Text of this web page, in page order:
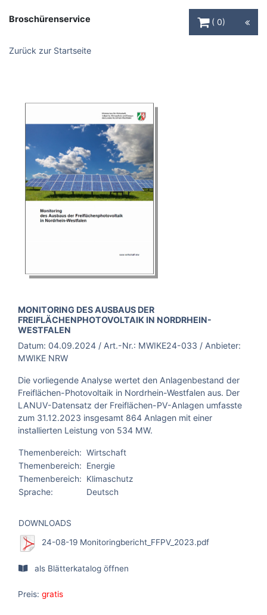
Broschürenservice
0
Zurück zur Startseite
BROSCHÜRE:
MONITORING DES AUSBAUS DER
FREIFLÄCHENPHOTOVOLTAIK IN NORDRHEIN-
WESTFALEN
Datum: 04.09.2024 / Art.-Nr.: MWIKE24-033 / Anbieter:
MWIKE NRW
Die vorliegende Analyse wertet den Anlagenbestand der
Freiflächen-Photovoltaik in Nordrhein-Westfalen aus. Der
LANUV-Datensatz der Freiflächen-PV-Anlagen umfasste
zum 31.12.2023 insgesamt 864 Anlagen mit einer
installierten Leistung von 534 MW.
Themenbereich: Wirtschaft
Themenbereich:
Energie
Themenbereich:
Klimaschutz
Sprache:
Deutsch
DOWNLOADS
24-08-19 Monitoringbericht_FFPV_2023.pdf
als Blätterkatalog öffnen
Preis: gratis